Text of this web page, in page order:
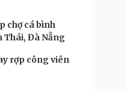
chợ cá bình
Thái, Đà Nẵng
rợp công viên